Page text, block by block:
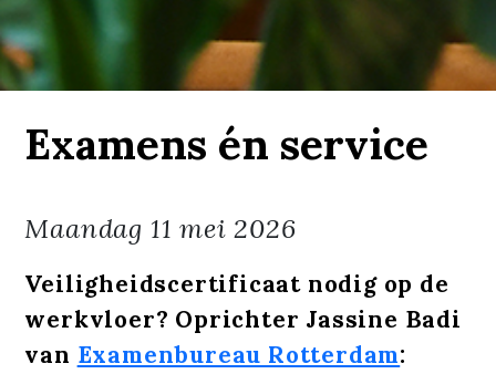
Examens én service
Maandag 11 mei 2026
Veiligheidscertificaat nodig op de
werkvloer? Oprichter Jassine Badi
van Examenbureau Rotterdam: